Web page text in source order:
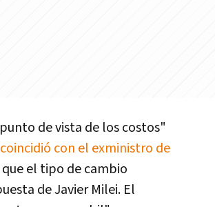
de vista de los costos"
coincidió con el exministro de
el tipo de cambio
de Javier Milei. El